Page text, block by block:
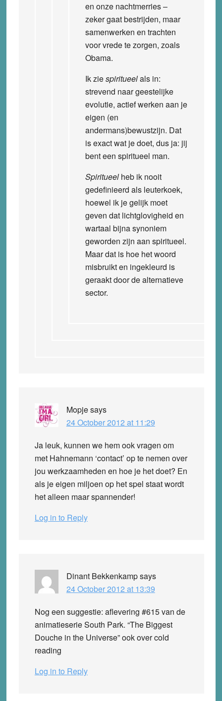
en onze nachtmerries –
zeker gaat bestrijden, maar
samenwerken en trachten
voor vrede te zorgen, zoals
Obama.
Ik ziespiritueelals in:
strevend naar geestelijke
evolutie, actief werken aan je
eigen (en
andermans)bewustzijn. Dat
is exact wat je doet, dus ja: jij
bent een spiritueel man.
Spiritueelheb ik nooit
gedefinieerd als leuterkoek,
hoewel ik je gelijk moet
geven dat lichtglovigheid en
wartaal bijna synoniem
geworden zijn aan spiritueel.
Maar dat is hoe het woord
misbruikt en ingekleurd is
geraakt door de alternatieve
sector.
Mopjesays
24 October 2012 at 11:29
Ja leuk, kunnen we hem ook vragen om
met Hahnemann ‘contact’ op te nemen over
jou werkzaamheden en hoe je het doet? En
als je eigen miljoen op het spel staat wordt
het alleen maar spannender!
Log in to Reply
Dinant Bekkenkampsays
24 October 2012 at 13:39
Nog een suggestie: aflevering #615 van de
animatieserie South Park. “The Biggest
Douche in the Universe” ook over cold
reading
Log in to Reply